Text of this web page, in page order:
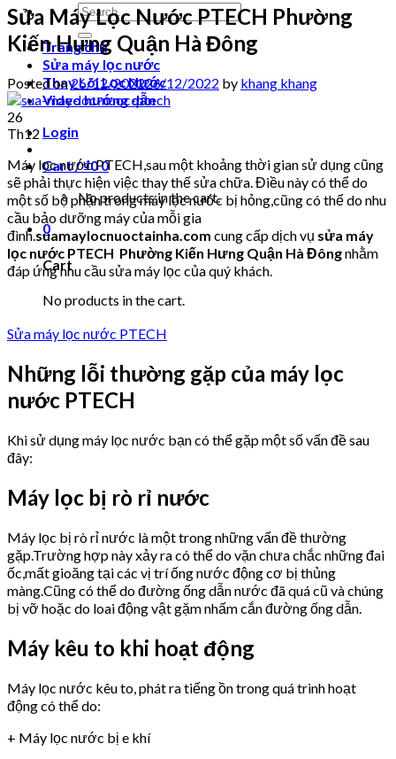
Search
for:
Trang chủ
Sửa máy lọc nước
Thay Lõi Lọc Nước
Video hướng dẫn
Login
Cart /₫00
No products in the cart.
0
Cart
No products in the cart.
Sửa Máy Lọc Nước PTECH Phường
Kiến Hưng Quận Hà Đông
Posted on26/12/202226/12/2022 by khang khang
26
Th12
Máy lọc nước PTECH,sau một khoảng thời gian sử dụng cũng
sẽ phải thực hiện việc thay thế sửa chữa. Điều này có thể do
một số bộ phận trong máy lọc nước bị hỏng,cũng có thể do nhu
cầu bảo dưỡng máy của mỗi gia
đình.suamaylocnuoctainha.com cung cấp dịch vụ sửa máy
lọc nước PTECH Phường Kiến Hưng Quận Hà Đôngnhằm
đáp ứng nhu cầu sửa máy lọc của quý khách.
Sửa máy lọc nước PTECH
Những lỗi thường gặp của máy lọc
nước PTECH
Khi sử dụng máy lọc nước bạn có thể gặp một số vấn đề sau
đây:
Máy lọc bị rò rỉ nước
Máy lọc bị rò rỉ nước là một trong những vấn đề thường
gặp.Trường hợp này xảy ra có thể do vặn chưa chắc những đai
ốc,mất gioăng tại các vị trí ống nước động cơ bị thủng
màng.Cũng có thể do đường ống dẫn nước đã quá cũ và chúng
bị vỡ hoặc do loai động vật gặm nhấm cắn đường ống dẫn.
Máy kêu to khi hoạt động
Máy lọc nước kêu to, phát ra tiếng ồn trong quá trình hoạt
động có thể do:
+ Máy lọc nước bị e khí